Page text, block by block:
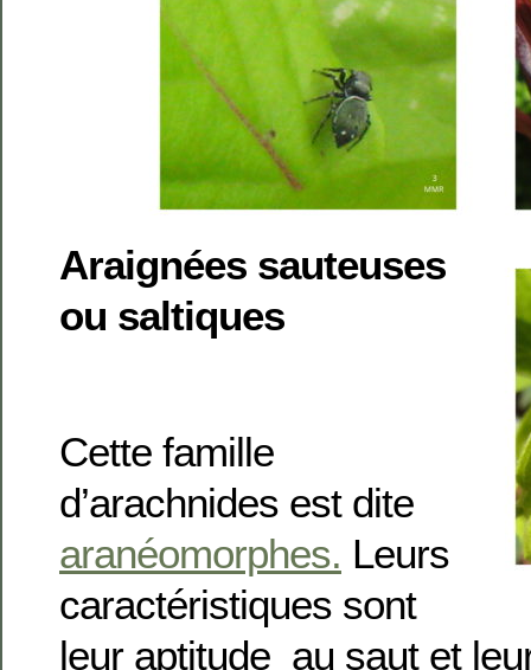
Araignées sauteuses
ou saltiques
Cette famille
d’arachnides est dite
aranéomorphes. Leurs
caractéristiques sont
leur aptitude au saut et